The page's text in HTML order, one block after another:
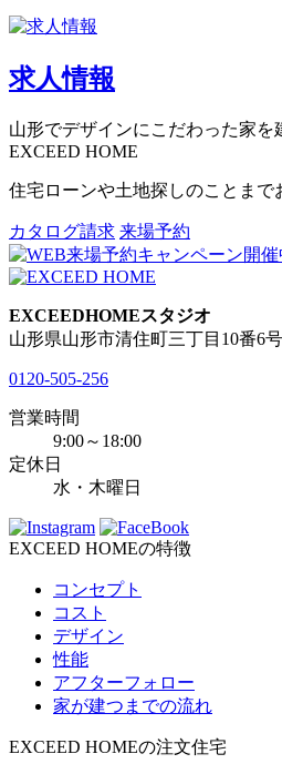
求人情報
山形でデザインにこだわった家を
EXCEED HOME
住宅ローンや土地探しのことまで
カタログ請求 来場予約
EXCEEDHOMEスタジオ
山形県山形市清住町三丁目10番6
0120-505-256
営業時間
9:00～18:00
定休日
水・木曜日
EXCEED HOMEの特徴
コンセプト
コスト
デザイン
性能
アフターフォロー
家が建つまでの流れ
EXCEED HOMEの注文住宅